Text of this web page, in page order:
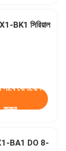
BK1 সিরিয়াল
যোগাযোগ
করুন
BA1 DO 8-